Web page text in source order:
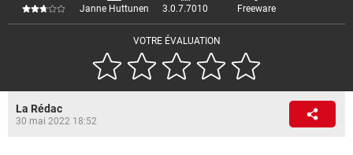
VOTRE ÉVALUATION
Janne Huttunen 3.0.7.7010 Freeware
La Rédac
30 mai 2022 18:52